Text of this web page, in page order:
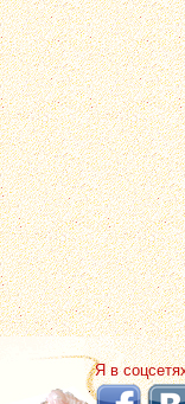
Я в